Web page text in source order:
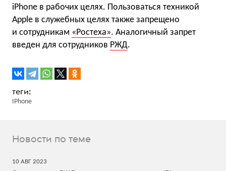
iPhone в рабочих целях. Пользоваться техникой
Apple в служебных целях также запрещено
и сотрудникам «Ростеха». Аналогичный запрет
введен для сотрудников РЖД.
IPhone
Новости по теме
10 АВГ 2023